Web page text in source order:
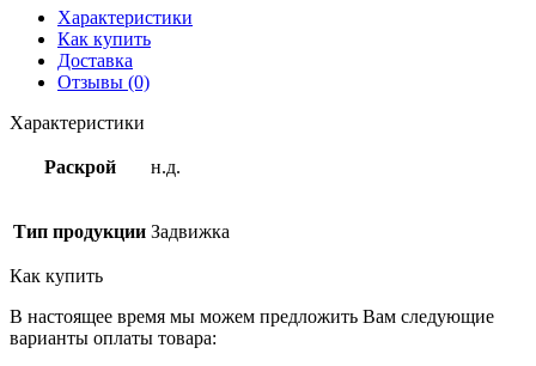
Характеристики
Как купить
Доставка
Отзывы (0)
Характеристики
Раскрой н.д.
Тип продукции Задвижка
Как купить
В настоящее время мы можем предложить Вам следующие
варианты оплаты товара: